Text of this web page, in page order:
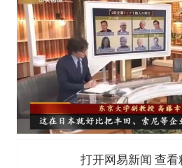
打开网易新闻 查